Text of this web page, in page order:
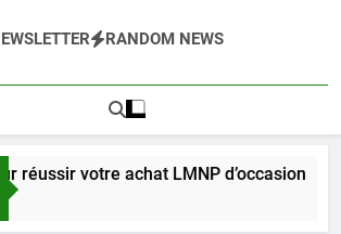
RANDOM NEWS
votre achat LMNP d’occasion